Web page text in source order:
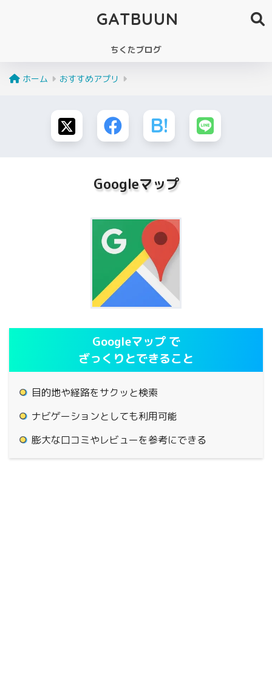
GATBUUN
ちくたブログ
ホーム おすすめアプリ
Googleマップ
Googleマップ で
ざっくりとできること
目的地や経路をサクッと検索
ナビゲーションとしても利用可能
膨大な口コミやレビューを参考にできる